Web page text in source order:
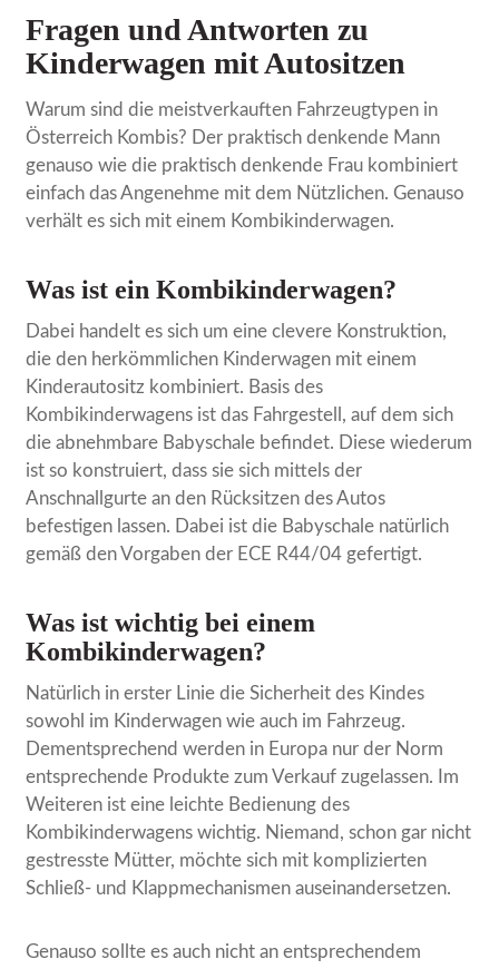
Fragen und Antworten zu
Kinderwagen mit Autositzen
Warum sind die meistverkauften Fahrzeugtypen in
Österreich Kombis? Der praktisch denkende Mann
genauso wie die praktisch denkende Frau kombiniert
einfach das Angenehme mit dem Nützlichen. Genauso
verhält es sich mit einem Kombikinderwagen.
Was ist ein Kombikinderwagen?
Dabei handelt es sich um eine clevere Konstruktion,
die den herkömmlichen Kinderwagen mit einem
Kinderautositz kombiniert. Basis des
Kombikinderwagens ist das Fahrgestell, auf dem sich
die abnehmbare Babyschale befindet. Diese wiederum
ist so konstruiert, dass sie sich mittels der
Anschnallgurte an den Rücksitzen des Autos
befestigen lassen. Dabei ist die Babyschale natürlich
gemäß den Vorgaben der ECE R44/04 gefertigt.
Was ist wichtig bei einem
Kombikinderwagen?
Natürlich in erster Linie die Sicherheit des Kindes
sowohl im Kinderwagen wie auch im Fahrzeug.
Dementsprechend werden in Europa nur der Norm
entsprechende Produkte zum Verkauf zugelassen. Im
Weiteren ist eine leichte Bedienung des
Kombikinderwagens wichtig. Niemand, schon gar nicht
gestresste Mütter, möchte sich mit komplizierten
Schließ- und Klappmechanismen auseinandersetzen.
Genauso sollte es auch nicht an entsprechendem